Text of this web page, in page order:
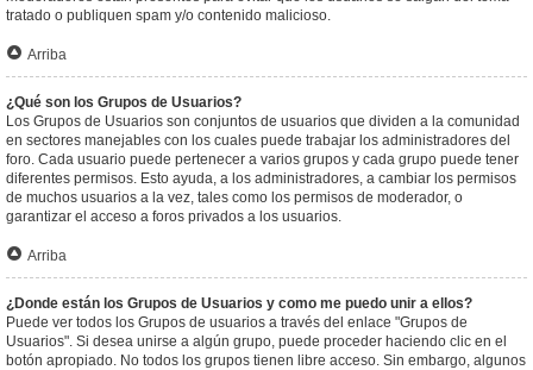
tratado o publiquen spam y/o contenido malicioso.
Arriba
¿Qué son los Grupos de Usuarios?
Los Grupos de Usuarios son conjuntos de usuarios que dividen a la comunidad
en sectores manejables con los cuales puede trabajar los administradores del
foro. Cada usuario puede pertenecer a varios grupos y cada grupo puede tener
diferentes permisos. Esto ayuda, a los administradores, a cambiar los permisos
de muchos usuarios a la vez, tales como los permisos de moderador, o
garantizar el acceso a foros privados a los usuarios.
Arriba
¿Donde están los Grupos de Usuarios y como me puedo unir a ellos?
Puede ver todos los Grupos de usuarios a través del enlace "Grupos de
Usuarios". Si desea unirse a algún grupo, puede proceder haciendo clic en el
botón apropiado. No todos los grupos tienen libre acceso. Sin embargo, algunos